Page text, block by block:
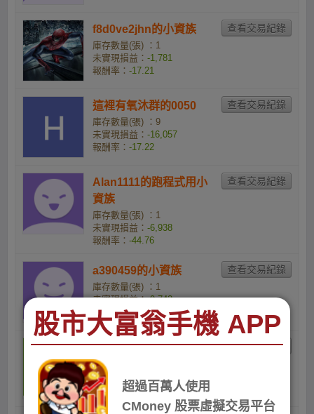
f8d0ve2jhn的小資族
庫存數量(張) ：1
未實現損益： -1,781
報酬率： -17.21
這裡有氧沐群的0050
庫存數量(張) ：9
未實現損益： -16,057
報酬率： -17.22
Alan1111的跑程式用小
資族
庫存數量(張) ：1
未實現損益： -6,938
報酬率： -44.76
a390459的小資族
庫存數量(張) ：1
未實現損益：-9,742
報酬率：-53.23
j0905271882的小資族
庫存數量(張) ：2
未實現損益：
報酬率：-57.5
股市大富翁手機 APP
超過百萬人使用
CMoney 股票虛擬交易平台